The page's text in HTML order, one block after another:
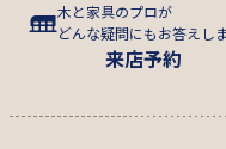
木と家具のプロが
どんな疑問にもお答えし
来店予約